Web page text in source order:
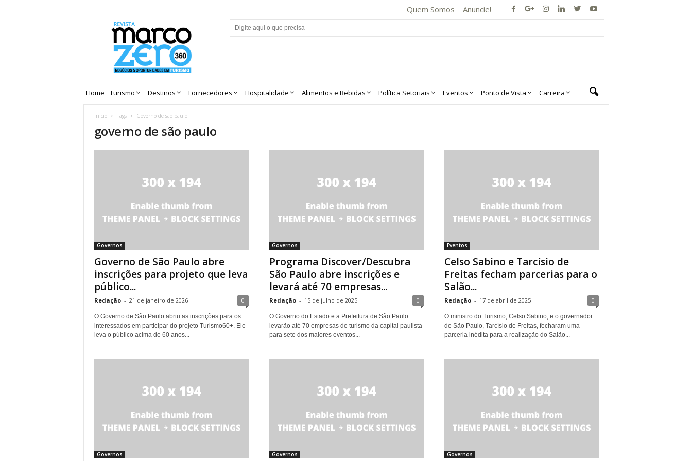
Quem Somos Anuncie!
Home Turismo Destinos Fornecedores Hospitalidade Alimentos e Bebidas Política Setoriais Eventos Ponto de Vista Carreira
Início Tags Governo de são paulo
governo de são paulo
Governos
Governo de São Paulo abre
inscrições para projeto que leva
público...
Redação - 21 de janeiro de 2026 0
O Governo de São Paulo abriu as inscrições para os
interessados em participar do projeto Turismo60+. Ele
leva o público acima de 60 anos...
Governos
Programa Discover/Descubra
São Paulo abre inscrições e
levará até 70 empresas...
Redação - 15 de julho de 2025 0
O Governo do Estado e a Prefeitura de São Paulo
levarão até 70 empresas de turismo da capital paulista
para sete dos maiores eventos...
Eventos
Celso Sabino e Tarcísio de
Freitas fecham parcerias para o
Salão...
Redação - 17 de abril de 2025 0
O ministro do Turismo, Celso Sabino, e o governador
de São Paulo, Tarcísio de Freitas, fecharam uma
parceria inédita para a realização do Salão...
Governos Governos Governos